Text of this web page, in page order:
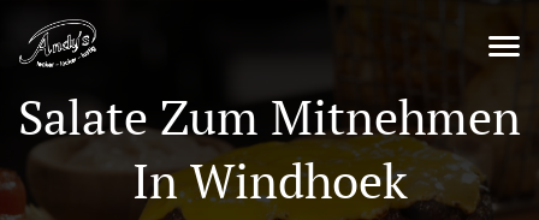
Salate Zum Mitnehmen
In Windhoek